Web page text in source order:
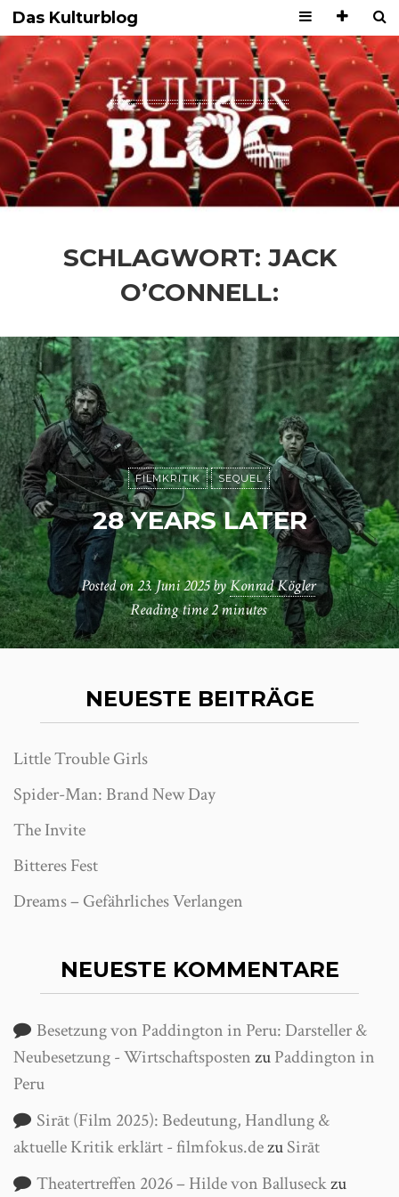
Das Kulturblog
SCHLAGWORT: JACK
O’CONNELL:
FILMKRITIK SEQUEL
28 YEARS LATER
Posted on23. Juni 2025byKonrad Kögler
Reading time2 minutes
NEUESTE BEITRÄGE
Little Trouble Girls
Spider-Man: Brand New Day
The Invite
Bitteres Fest
Dreams – Gefährliches Verlangen
NEUESTE KOMMENTARE
Besetzung von Paddington in Peru: Darsteller &
Neubesetzung - WirtschaftspostenzuPaddington in
Peru
Sirāt (Film 2025): Bedeutung, Handlung &
aktuelle Kritik erklärt - filmfokus.dezuSirāt
Theatertreffen 2026 – Hilde von Balluseckzu